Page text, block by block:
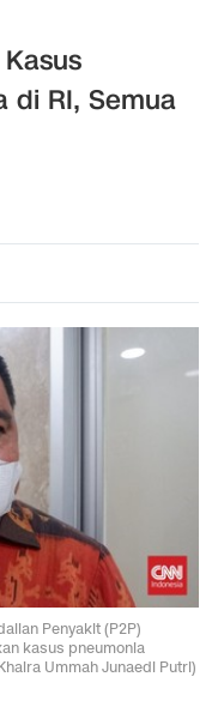
di RI, Semua
Penyakit (P2P)
kasus pneumonia
Ummah Junaedi Putri)